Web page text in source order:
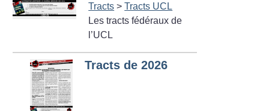
Tracts >Tracts UCL
Les tracts fédéraux de
l’UCL
Tracts de 2026